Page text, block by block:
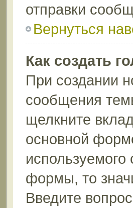
отправки
Вернуться
Как создать
При создании
сообщения
щелкните
основной
формы, то
Введите